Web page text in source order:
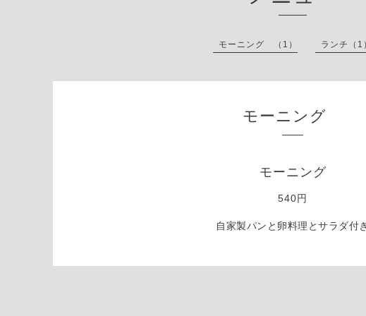
モーニング （1） ランチ（1
モーニング
モーニング
540円
自家製パンと卵料理とサラダ付